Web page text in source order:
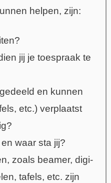
helpen, zijn:
jij je toespraak te
en kunnen
etc.) verplaatst
waar sta jij?
zoals beamer, digi-
tafels, etc. zijn